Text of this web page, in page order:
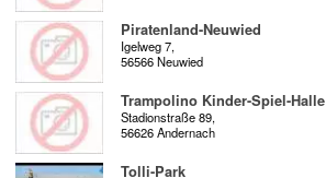
Piratenland-Neuwied
Igelweg 7,
56566 Neuwied
Trampolino Kinder-Spiel-Halle
Stadionstraße 89,
56626 Andernach
Tolli-Park